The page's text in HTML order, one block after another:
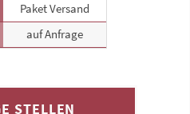
Paket Versand
auf Anfrage
STELLEN